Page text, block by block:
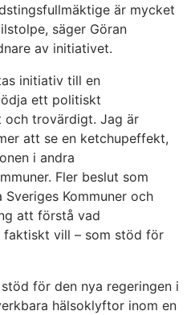
är mycket
säger Göran
av initiativet.
initiativ till en
ett politiskt
och trovärdigt. Jag är
att se en ketchupeffekt,
i andra
Fler beslut som
Kommuner och
att förstå vad
faktiskt vill – som stöd för
för den nya regeringen i
hälsoklyftor inom en